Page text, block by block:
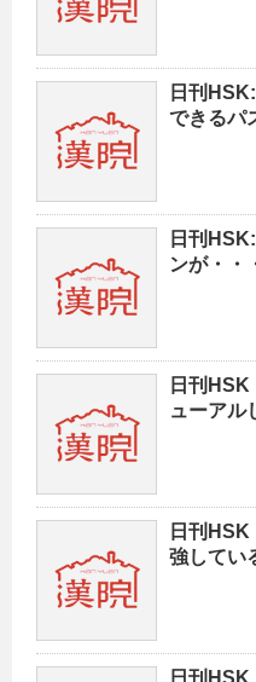
日刊
できるパ
日刊
ンが・・
日刊
ューアル
日刊
強してい
日刊